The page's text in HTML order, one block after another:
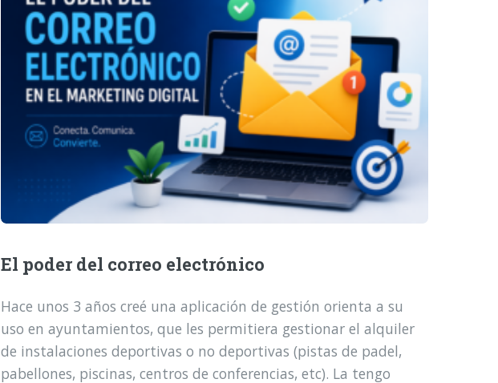
El poder del correo electrónico
Hace unos 3 años creé una aplicación de gestión orienta a su
uso en ayuntamientos, que les permitiera gestionar el alquiler
de instalaciones deportivas o no deportivas (pistas de padel,
pabellones, piscinas, centros de conferencias, etc). La tengo